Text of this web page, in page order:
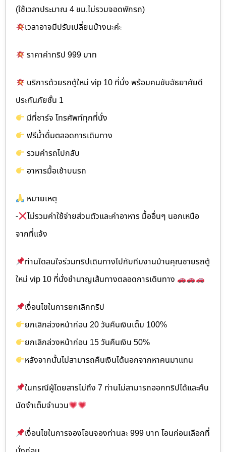
(ใช้เวลาประมาณ 4 ชม.ไม่รวมจอดพักรถ)
เวลาอาจมีปรับเปลี่ยนบ้างนะค่ะ
ราคาค่าทริป 999 บาท
บริการด้วยรถตู้ใหม่ vip 10 ที่นั่ง พร้อมคนขับอัธยาศัยดี
ประกันภัยชั้น 1
มีที่ชาร์จ โทรศัพท์ทุกที่นั่ง
ฟรีน้ำดื่มตลอดการเดินทาง
รวมค่ารถไปกลับ
อาหารมื้อเช้าบนรถ
หมายเหตุ
-
ไม่รวมค่าใช้จ่ายส่วนตัวและค่าอาหาร มื้ออื่นๆ นอกเหนือ
จากที่แจ้ง
ท่านใดสนใจร่วมทริปเดินทางไปกับทีมงานบ้านคุณชายรถตู้
ใหม่ vip 10 ที่นั่งชำนาญเส้นทางตลอดการเดินทาง
เงื่อนไขในการยกเลิกทริป
ยกเลิกล่วงหน้าก่อน 20 วันคืนเงินเต็ม 100%
ยกเลิกล่วงหน้าก่อน 15 วันคืนเงิน 50%
หลังจากนั้นไม่สามารถคืนเงินได้นอกจากหาคนมาแทน
ในกรณีผู้โดยสารไม่ถึง 7 ท่านไม่สามารถออกทริปได้และคืน
มัดจำเต็มจำนวน
เงื่อนไขในการจองโอนจองท่านละ 999 บาท โอนก่อนเลือกที่